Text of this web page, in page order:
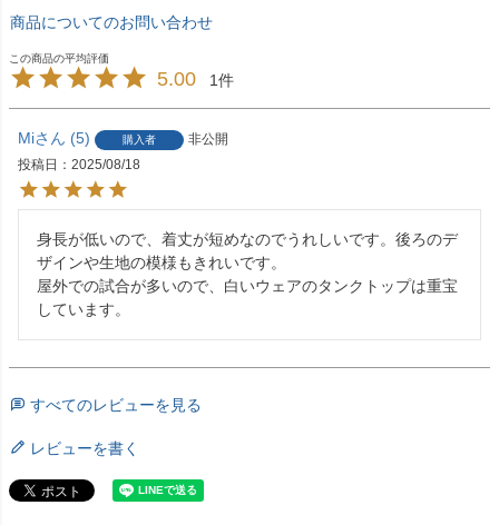
商品についてのお問い合わせ
5.00 1
Mi 5 購入者
非公開
投稿日
2025/08/18
身長が低いので、着丈が短めなのでうれしいです。後ろのデ
ザインや生地の模様もきれいです。
屋外での試合が多いので、白いウェアのタンクトップは重宝
しています。
すべてのレビューを見る
レビューを書く